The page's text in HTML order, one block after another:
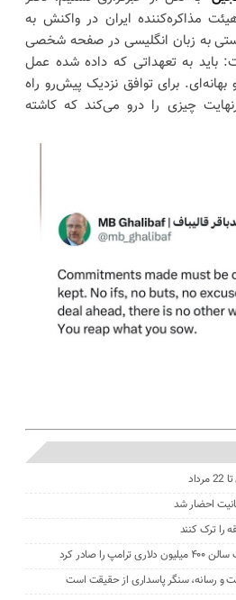
مذاکره‌کننده ایران در واکنش به
به زبان انگلیسی در صفحه شخصی
به تعهداتی که داده شده عمل
برای توافق نزدیک پیش‌رو راه
چیزی را درو می‌کند که کاشته
احضار شد
را ترک کنند
را صادر کرد
و رسانه، سنگر پاسداری از حقیقت است